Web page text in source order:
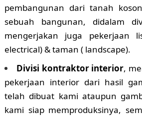
pembangunan dari tanah
sebuah bangunan, didalam
mengerjakan juga pekerjaan
electrical) & taman ( landscape).
Divisi kontraktor interior,
pekerjaan interior dari hasil
telah dibuat kami ataupun
kami siap memproduksinya,